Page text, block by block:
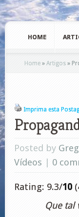
HOME
Home » Artigos »
Imprima esta
Posted by
Vídeos | 0
Rating: 9.3/10
Que tal